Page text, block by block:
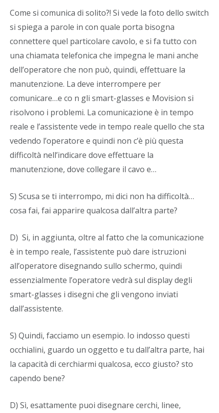
Come si comunica di solito?! Si vede la foto dello switch
si spiega a parole in con quale porta bisogna
connettere quel particolare cavolo, e si fa tutto con
una chiamata telefonica che impegna le mani anche
dell’operatore che non può, quindi, effettuare la
manutenzione. La deve interrompere per
comunicare…e co n gli smart-glasses e Movision si
risolvono i problemi. La comunicazione è in tempo
reale e l’assistente vede in tempo reale quello che sta
vedendo l’operatore e quindi non c’è più questa
difficoltà nell’indicare dove effettuare la
manutenzione, dove collegare il cavo e…
S) Scusa se ti interrompo, mi dici non ha difficoltà…
cosa fai, fai apparire qualcosa dall’altra parte?
D) Si, in aggiunta, oltre al fatto che la comunicazione
è in tempo reale, l’assistente può dare istruzioni
all’operatore disegnando sullo schermo, quindi
essenzialmente l’operatore vedrà sul display degli
smart-glasses i disegni che gli vengono inviati
dall’assistente.
S) Quindi, facciamo un esempio. Io indosso questi
occhialini, guardo un oggetto e tu dall’altra parte, hai
la capacità di cerchiarmi qualcosa, ecco giusto? sto
capendo bene?
D) Sì, esattamente puoi disegnare cerchi, linee,